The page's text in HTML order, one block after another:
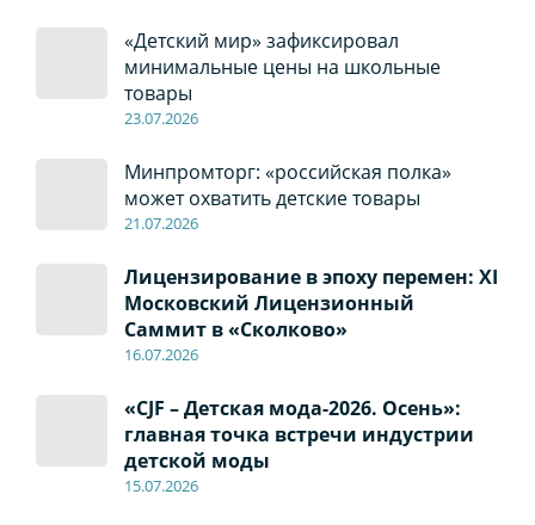
«Детский мир» зафиксировал
минимальные цены на школьные
товары
23.07.2026
Минпромторг: «российская полка»
может охватить детские товары
21.07.2026
Лицензирование в эпоху перемен: XI
Московский Лицензионный
Саммит в «Сколково»
16.07.2026
«CJF – Детская мода-2026. Осень»:
главная точка встречи индустрии
детской моды
15.07.2026